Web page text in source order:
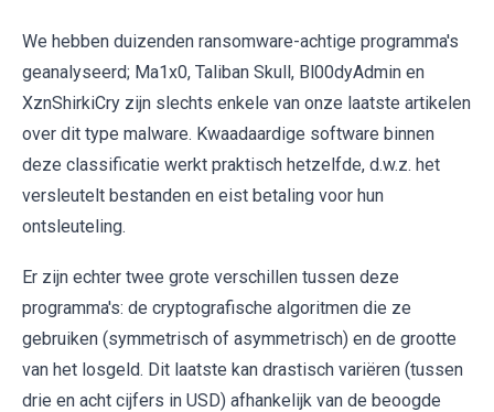
We hebben duizenden ransomware-achtige programma's
geanalyseerd; Ma1x0, Taliban Skull, Bl00dyAdmin en
XznShirkiCry zijn slechts enkele van onze laatste artikelen
over dit type malware. Kwaadaardige software binnen
deze classificatie werkt praktisch hetzelfde, d.w.z. het
versleutelt bestanden en eist betaling voor hun
ontsleuteling.
Er zijn echter twee grote verschillen tussen deze
programma's: de cryptografische algoritmen die ze
gebruiken (symmetrisch of asymmetrisch) en de grootte
van het losgeld. Dit laatste kan drastisch variëren (tussen
drie en acht cijfers in USD) afhankelijk van de beoogde